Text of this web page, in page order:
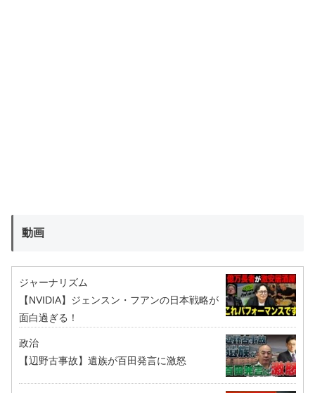
動画
ジャーナリズム
【NVIDIA】ジェンスン・フアンの日本戦略が
面白過ぎる！
政治
【辺野古事故】遺族が百田発言に激怒